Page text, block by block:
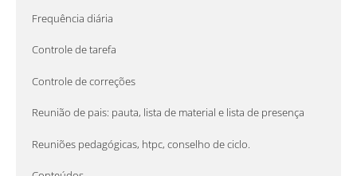
Frequência diária
Controle de tarefa
Controle de correções
Reunião de pais: pauta, lista de material e lista de presença
Reuniões pedagógicas, htpc, conselho de ciclo.